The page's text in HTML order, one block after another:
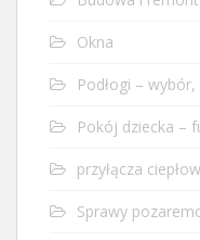
Okna
Podłogi –
Pokój dziecka –
przyłącza
Sprawy